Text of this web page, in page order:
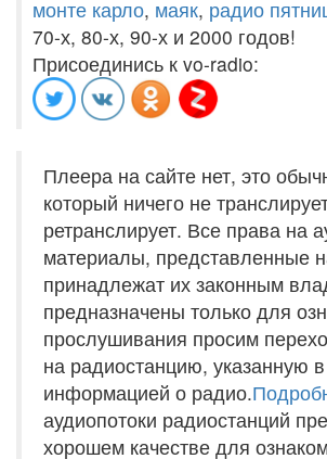
монте карло, маяк, радио
70-х, 80-х, 90-х и 2000 годов!
Присоединись к vo-radio:
Плеера на сайте нет, это
который ничего не
ретранслирует. Все права на
материалы, представленные
принадлежат их законным
предназначены только для
прослушивания просим
на радиостанцию, указанную
информацией о радио.
аудиопотоки радиостанций
хорошем качестве для